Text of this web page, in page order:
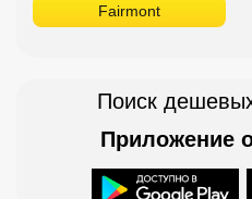
Fairmont
Поиск
Приложение